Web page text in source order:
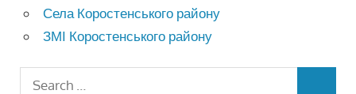
Села Коростенського району
ЗМІ Коростенського району